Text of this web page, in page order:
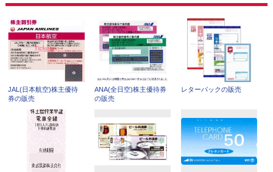
JAL(日本航空)株主優待
券の販売
ANA(全日空)株主優待券
の販売
レターパックの販売